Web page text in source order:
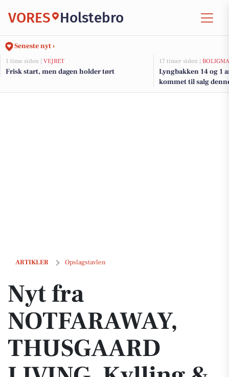
VORES Holstebro
Seneste nyt ›
1 time siden | VEJRET
Frisk start, men dagen holder tørt
17 timer siden |
Lyngbakken 14 og 1
kommet til salg
boligerne her.
ARTIKLER Opslagstavlen
Nyt fra NOTFARAWAY, THUSGAARD LIVING, Kylling & Co Holstebro
Nyt fra
NOTFARAWAY,
THUSGAARD